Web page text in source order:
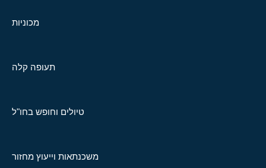
מכוניות
תעופה קלה
טיולים וחופש בחו"ל
משכנתאות וייעוץ מחזור